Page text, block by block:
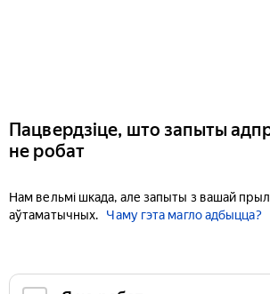
Пацвердзіце, што запыты
не робат
Нам вельмі шкада, але запыты з вашай
аўтаматычных.
Чаму гэта магло адбыцца?